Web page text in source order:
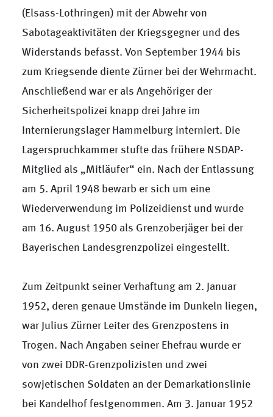
(Elsass-Lothringen) mit der Abwehr von
Sabotageaktivitäten der Kriegsgegner und des
Widerstands befasst. Von September 1944 bis
zum Kriegsende diente Zürner bei der Wehrmacht.
Anschließend war er als Angehöriger der
Sicherheitspolizei knapp drei Jahre im
Internierungslager Hammelburg interniert. Die
Lagerspruchkammer stufte das frühere NSDAP-
Mitglied als „Mitläufer“ ein. Nach der Entlassung
am 5. April 1948 bewarb er sich um eine
Wiederverwendung im Polizeidienst und wurde
am 16. August 1950 als Grenzoberjäger bei der
Bayerischen Landesgrenzpolizei eingestellt.
Zum Zeitpunkt seiner Verhaftung am 2. Januar
1952, deren genaue Umstände im Dunkeln liegen,
war Julius Zürner Leiter des Grenzpostens in
Trogen. Nach Angaben seiner Ehefrau wurde er
von zwei DDR-Grenzpolizisten und zwei
sowjetischen Soldaten an der Demarkationslinie
bei Kandelhof festgenommen. Am 3. Januar 1952